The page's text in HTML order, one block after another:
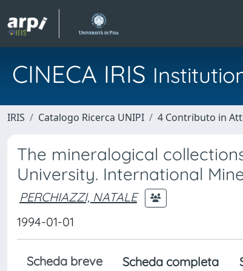
CINECA IRIS
IRIS Catalogo Ricerca UNIPI 4 Contributo in
The mineralogical
University. International
PERCHIAZZI, NATALE
1994-01-01
Scheda breve Scheda completa